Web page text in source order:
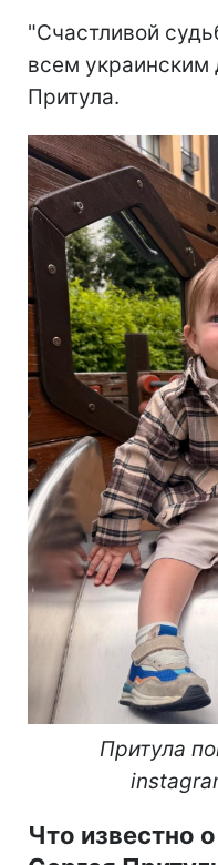
"Счастливой
всем украинским
Притула.
Притула
Что известно